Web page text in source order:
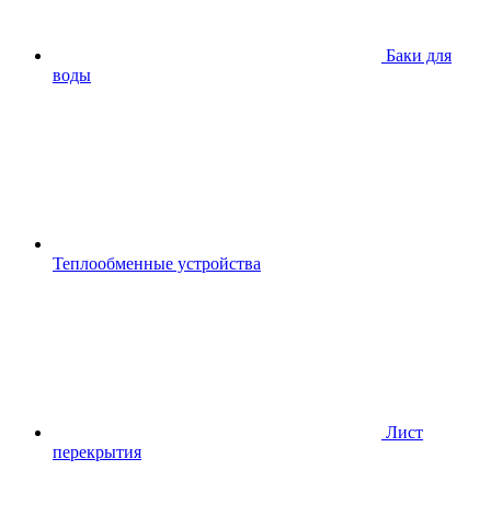
Баки для
воды
Теплообменные устройства
Лист
перекрытия